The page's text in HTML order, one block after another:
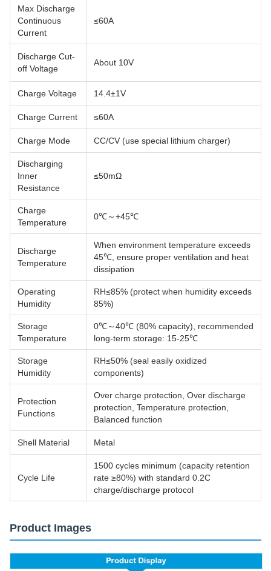
Max Discharge
Continuous
Current
≤60A
Discharge Cut-
off Voltage
About 10V
Charge Voltage 14.4±1V
Charge Current ≤60A
Charge Mode CC/CV (use special lithium charger)
Discharging
Inner
Resistance
≤50mΩ
Charge
Temperature
0℃～+45℃
Discharge
Temperature
When environment temperature exceeds
45℃, ensure proper ventilation and heat
dissipation
Operating
Humidity
RH≤85% (protect when humidity exceeds
85%)
Storage
Temperature
0℃～40℃ (80% capacity), recommended
long-term storage: 15-25℃
Storage
Humidity
RH≤50% (seal easily oxidized
components)
Protection
Functions
Over charge protection, Over discharge
protection, Temperature protection,
Balanced function
Shell Material Metal
Cycle Life
1500 cycles minimum (capacity retention
rate ≥80%) with standard 0.2C
charge/discharge protocol
Product Images